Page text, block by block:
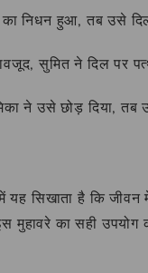
का निधन हुआ, तब उसे
सुमित ने दिल पर
ने उसे छोड़ दिया,
यह सिखाता है कि
मुहावरे का सही